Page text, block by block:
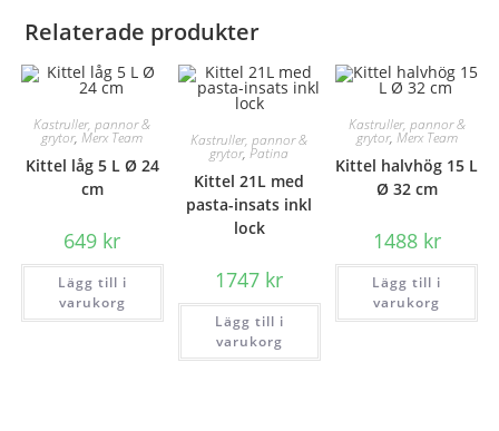
Relaterade produkter
Kastruller, pannor &
grytor,Merx Team
Kittel låg 5 L Ø 24
cm
649 kr
Lägg till i
varukorg
Kastruller, pannor &
grytor,Patina
Kittel 21L med
pasta-insats inkl
lock
1747 kr
Lägg till i
varukorg
Kastruller, pannor &
grytor, Merx Team
Kittel halvhög 15 L
Ø 32 cm
1488 kr
Lägg till i
varukorg